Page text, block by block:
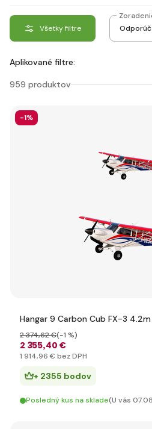
Všetky filtre
Aplikované filtre:
959 produktov
-1%
Hangar 9 Carbon Cub FX-3 4.2m
2 355,40 €
2 374,62 €(-1 %)
1 914,96 € bez DPH
+ 2355 bodov
Posledný kus na sklade(U vás